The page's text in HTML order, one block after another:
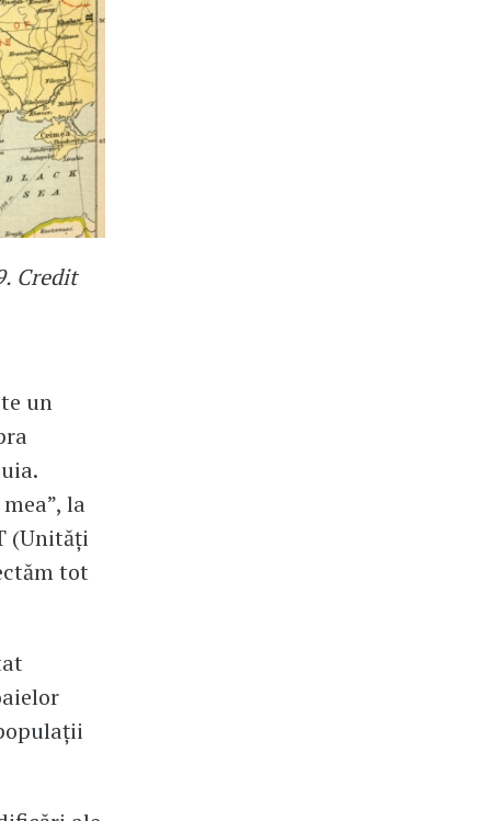
Credit
un
la
(Unități
tot